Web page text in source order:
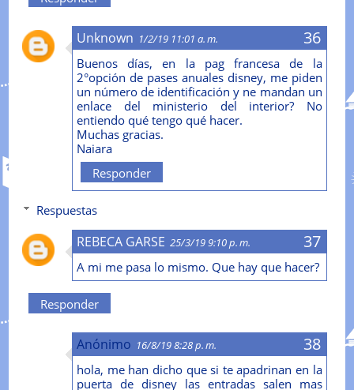
Unknown 1/2/19 11:01 a. m.
Buenos días, en la pag francesa de la
2°opción de pases anuales disney, me piden
un número de identificación y ne mandan un
enlace del ministerio del interior? No
entiendo qué tengo qué hacer.
Muchas gracias.
Naiara
Responder
Respuestas
REBECA GARSE 25/3/19 9:10 p. m.
A mi me pasa lo mismo. Que hay que hacer?
Responder
Anónimo 16/8/19 8:28 p. m.
hola, me han dicho que si te apadrinan en la
puerta de disney las entradas salen mas